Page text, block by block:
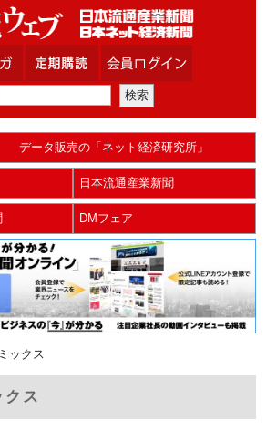
データ販売の「ネット経済研究所」
日本流通産業新聞
DMフェア
ックス
クス